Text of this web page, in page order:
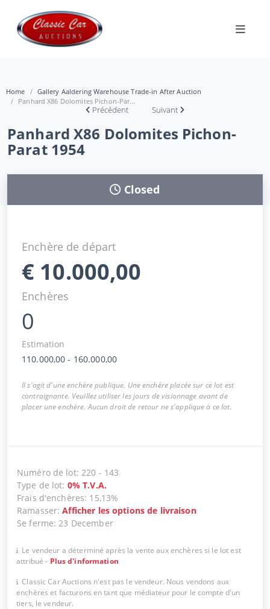
Home
Gallery Aaldering Warehouse Trade-in After Auction
Panhard X86 Dolomites Pichon-Par...
Précédent Suivant
Panhard X86 Dolomites Pichon-
Parat 1954
Closed
Enchère de départ
€ 10.000,00
Enchères
0
Estimation
110.000,00 - 160.000,00
Il s'agit d'une enchère publique. Une enchère placée sur ce lot est
contraignante. Veuillez utiliser les jours de visionnage avant de
placer une enchère. Aucun droit de retour ne s'applique à ce lot.
Numéro de lot:220 - 143
Type de lot: 0% T.V.A.
Frais d'enchères: 15,13%
Ramasser:Afficher les options de livraison
Se ferme:23 December
Le vendeur a déterminé après la vente aux enchères si le lot est
attribué - Plus d'information
Classic Car Auctions n'est pas le vendeur. Nous vendons aux
enchères et facturons en tant que médiateur pour le compte d'un
tiers, le vendeur.